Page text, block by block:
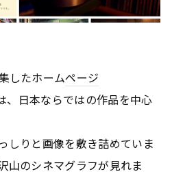
したホームページ
、日本ならではの作品を中心
しりと画像を敷き詰めていま
山のシネマグラフが見れま